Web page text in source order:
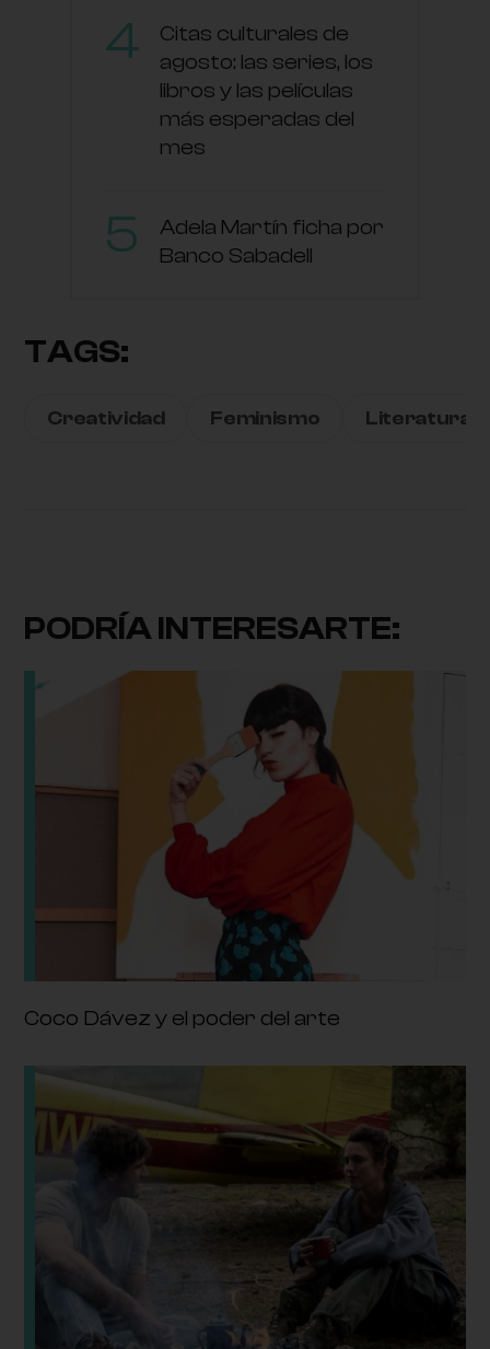
Citas culturales de
agosto: las series, los
libros y las películas
más esperadas del
mes
Adela Martín ficha por
Banco Sabadell
TAGS:
Creatividad Feminismo Literatura
PODRÍA INTERESARTE:
Coco Dávez y el poder del arte